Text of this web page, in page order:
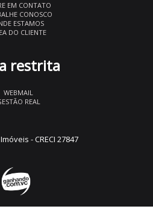
EM CONTATO
CONOSCO
ESTAMOS
DO CLIENTE
restrita
WEBMAIL
REAL
- CRECI 27847